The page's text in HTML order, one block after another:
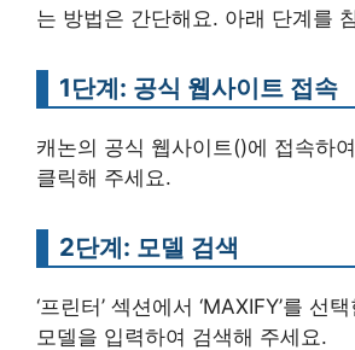
는 방법은 간단해요. 아래 단계를
1단계: 공식 웹사이트 접속
캐논의 공식 웹사이트()에 접속하여
클릭해 주세요.
2단계: 모델 검색
‘프린터’ 섹션에서 ‘MAXIFY’를 선
모델을 입력하여 검색해 주세요.